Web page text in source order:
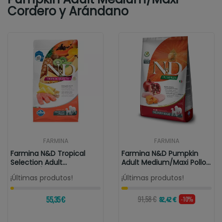
Cordero y Arándano
FARMINA
Farmina N&D Tropical
Selection Adult
Medium/Maxi Salmón
¡Últimas produtos!
55,35 €
FARMINA
Farmina N&D Pumpkin
Adult Medium/Maxi Pollo
Y Granada
¡Últimas produtos!
91,58 € 82,42 € -10%